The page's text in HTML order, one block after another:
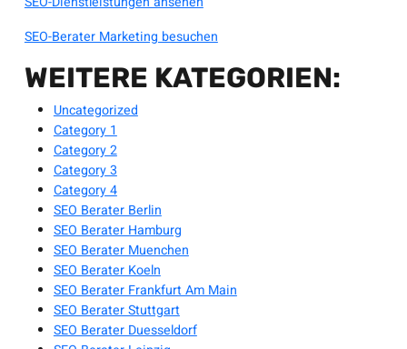
SEO-Berater Marketing besuchen
WEITERE KATEGORIEN:
Uncategorized
Category 1
Category 2
Category 3
Category 4
SEO Berater Berlin
SEO Berater Hamburg
SEO Berater Muenchen
SEO Berater Koeln
SEO Berater Frankfurt Am Main
SEO Berater Stuttgart
SEO Berater Duesseldorf